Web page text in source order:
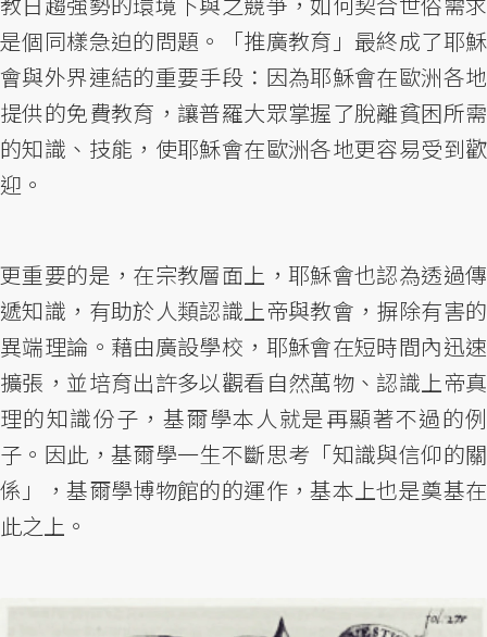
是個同樣急迫的問題。「推廣教育」最終成了耶穌
會與外界連結的重要手段：因為耶穌會在歐洲各地
提供的免費教育，讓普羅大眾掌握了脫離貧困所需
的知識、技能，使耶穌會在歐洲各地更容易受到歡
迎。
更重要的是，在宗教層面上，耶穌會也認為透過傳
遞知識，有助於人類認識上帝與教會，摒除有害的
異端理論。藉由廣設學校，耶穌會在短時間內迅速
擴張，並培育出許多以觀看自然萬物、認識上帝真
理的知識份子，基爾學本人就是再顯著不過的例
子。因此，基爾學一生不斷思考「知識與信仰的關
係」，基爾學博物館的的運作，基本上也是奠基在
此之上。